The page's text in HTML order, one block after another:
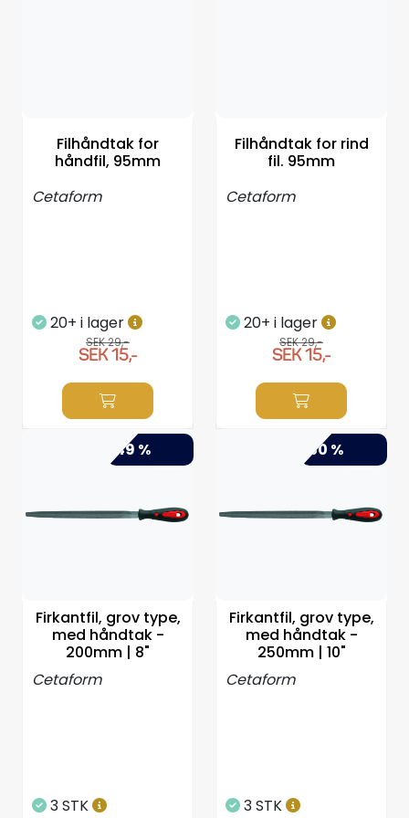
Filhåndtak for
håndfil, 95mm
Cetaform
20+ i lager
SEK 29,-
SEK 15,-
Filhåndtak for rind
fil. 95mm
Cetaform
20+ i lager
SEK 29,-
SEK 15,-
-49 %
Firkantfil, grov type,
med håndtak -
200mm | 8"
Cetaform
3 STK
-50 %
Firkantfil, grov type,
med håndtak -
250mm | 10"
Cetaform
3 STK